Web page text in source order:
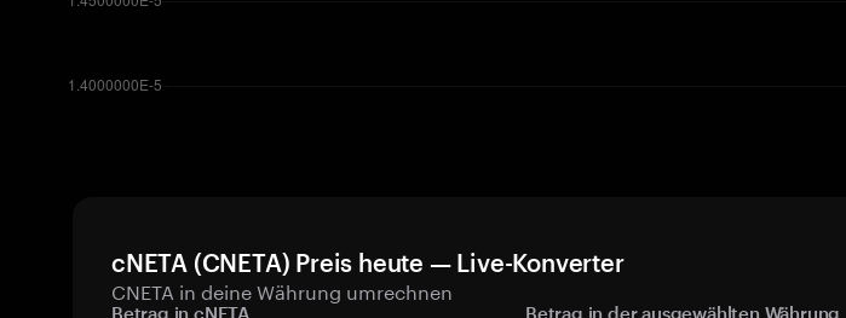
cNETA (CNETA) Preis heute — Live-Konverter
CNETA in deine Währung umrechnen
Betrag in cNETA Betrag in der ausgewählten Währung